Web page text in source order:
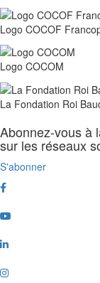
Logo COCOF
Logo COCOM
La Fondation Roi
Abonnez-vous à
sur les réseaux
S'abonner